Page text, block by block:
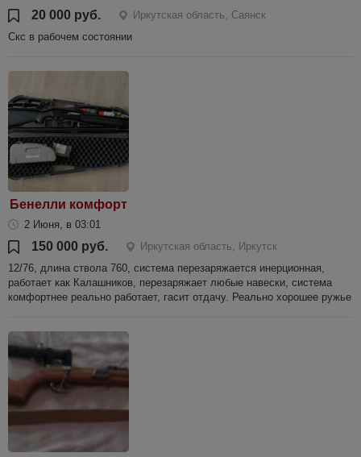
20 000 руб.
Иркутская область, Саянск
Скс в рабочем состоянии
Бенелли комфорт
2 Июня, в 03:01
150 000 руб.
Иркутская область, Иркутск
12/76, длина ствола 760, система перезаряжается инерционная,
работает как Калашников, перезаряжает любые навески, система
комфортнее реально работает, гасит отдачу. Реально хорошее ружье